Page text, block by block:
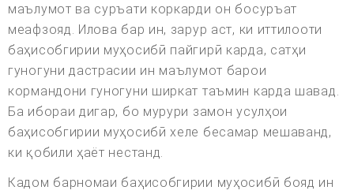
маълумот ва суръати коркарди он босуръат
меафзояд. Илова бар ин, зарур аст, ки иттилооти
баҳисобгирии муҳосибӣ пайгирӣ карда, сатҳи
гуногуни дастрасии ин маълумот барои
кормандони гуногуни ширкат таъмин карда шавад.
Ба ибораи дигар, бо мурури замон усулҳои
баҳисобгирии муҳосибӣ хеле бесамар мешаванд,
ки қобили ҳаёт нестанд.
Кадом барномаи баҳисобгирии муҳосибӣ бояд ин